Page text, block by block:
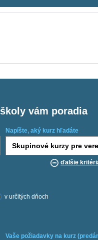
vám poradia
Napíšte, aký kurz hľadáte
ďalšie
v určitých dňoch
Vaše požiadavky na kurz